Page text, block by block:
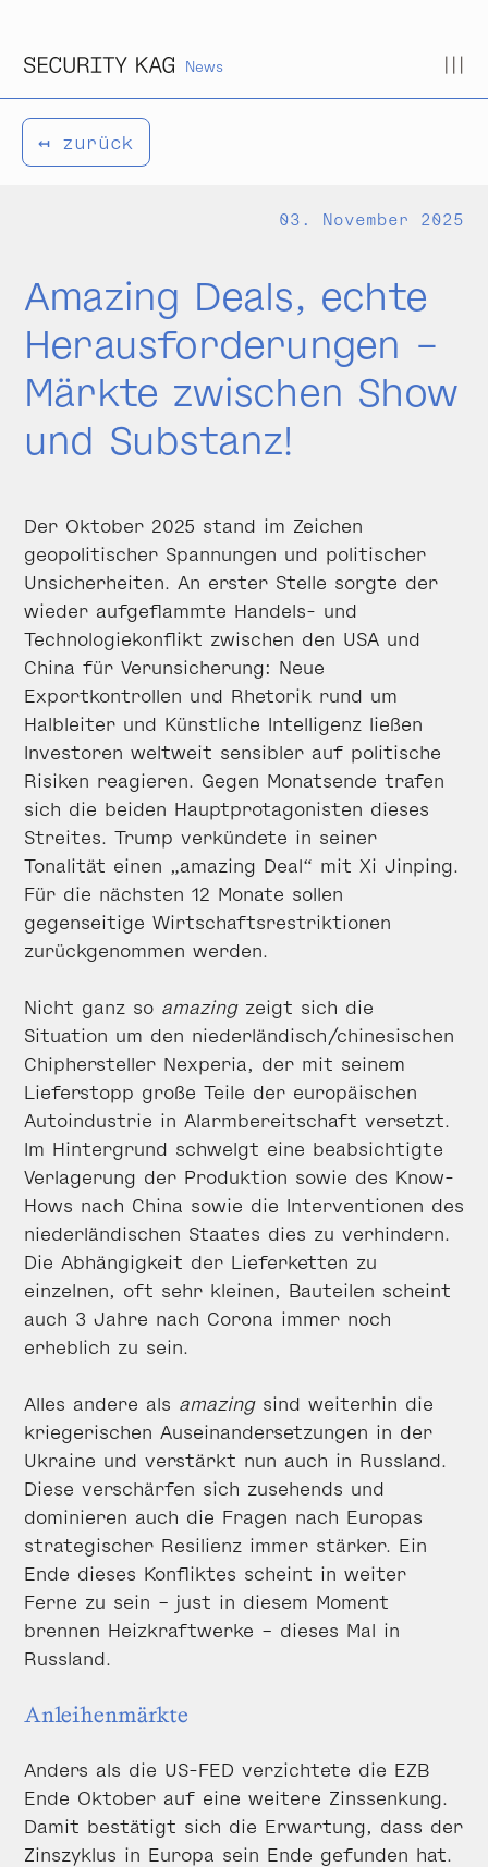
News
↤ zurück
03. November 2025
Amazing Deals, echte
Herausforderungen –
Märkte zwischen Show
und Substanz!
Der Oktober 2025 stand im Zeichen
geopolitischer Spannungen und politischer
Unsicherheiten. An erster Stelle sorgte der
wieder aufgeflammte Handels- und
Technologiekonflikt zwischen den USA und
China für Verunsicherung: Neue
Exportkontrollen und Rhetorik rund um
Halbleiter und Künstliche Intelligenz ließen
Investoren weltweit sensibler auf politische
Risiken reagieren. Gegen Monatsende trafen
sich die beiden Hauptprotagonisten dieses
Streites. Trump verkündete in seiner
Tonalität einen „amazing Deal“ mit Xi Jinping.
Für die nächsten 12 Monate sollen
gegenseitige Wirtschaftsrestriktionen
zurückgenommen werden.
Nicht ganz so amazingzeigt sich die
Situation um den niederländisch/chinesischen
Chiphersteller Nexperia, der mit seinem
Lieferstopp große Teile der europäischen
Autoindustrie in Alarmbereitschaft versetzt.
Im Hintergrund schwelgt eine beabsichtigte
Verlagerung der Produktion sowie des Know-
Hows nach China sowie die Interventionen des
niederländischen Staates dies zu verhindern.
Die Abhängigkeit der Lieferketten zu
einzelnen, oft sehr kleinen, Bauteilen scheint
auch 3 Jahre nach Corona immer noch
erheblich zu sein.
Alles andere als amazingsind weiterhin die
kriegerischen Auseinandersetzungen in der
Ukraine und verstärkt nun auch in Russland.
Diese verschärfen sich zusehends und
dominieren auch die Fragen nach Europas
strategischer Resilienz immer stärker. Ein
Ende dieses Konfliktes scheint in weiter
Ferne zu sein – just in diesem Moment
brennen Heizkraftwerke – dieses Mal in
Russland.
Anleihenmärkte
Anders als die US-FED verzichtete die EZB
Ende Oktober auf eine weitere Zinssenkung.
Damit bestätigt sich die Erwartung, dass der
Zinszyklus in Europa sein Ende gefunden hat.